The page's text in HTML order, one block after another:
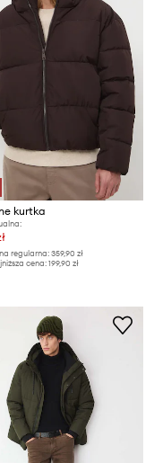
kurtka
regularna:359,90 zł
cena:199,90 zł